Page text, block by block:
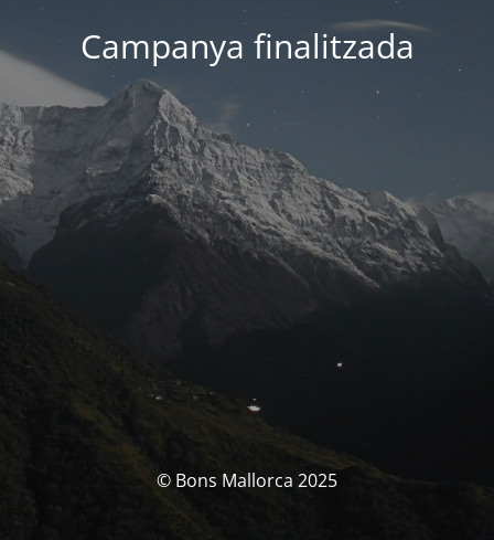
Campanya finalitzada
© Bons Mallorca 2025